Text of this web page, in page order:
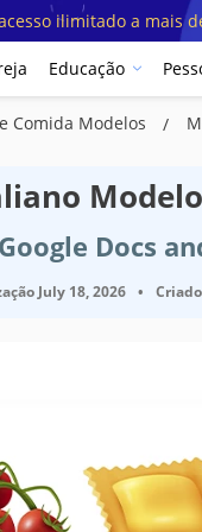
ilimitado a mais
Educação
Comida Modelos
Modelo
Docs
July 18, 2026 •